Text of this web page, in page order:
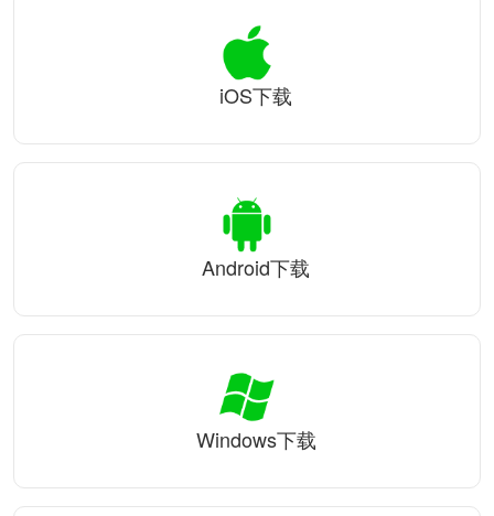
iOS下载
Android下载
Windows下载